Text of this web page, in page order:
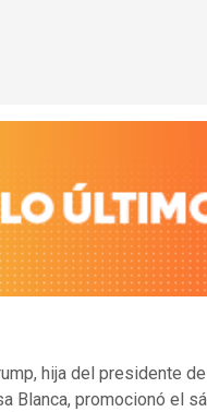
hija del presidente
Blanca, promocionó el